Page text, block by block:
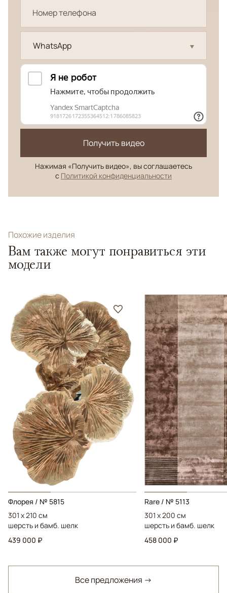
WhatsApp
Получить видео
Нажимая «Получить видео», вы соглашаетесь
с Политикой конфиденциальности
Похожие изделия
Вам также могут понравиться эти
модели
Флорея / № 5815
301 x 210 см
шерсть и бамб. шелк
439 000 ₽
Rare / № 5113
301 x 200 см
шерсть и бамб. шелк
458 000 ₽
Все предложения →